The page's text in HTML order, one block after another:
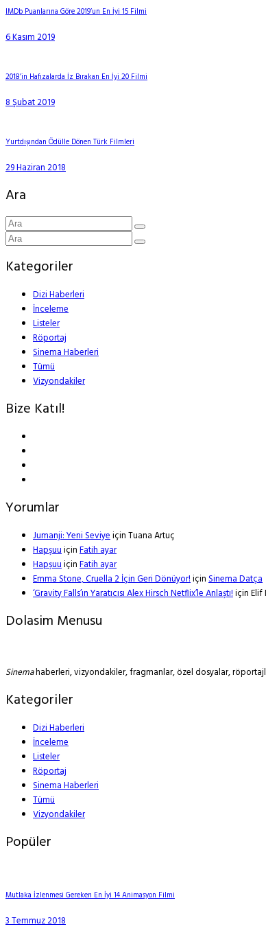
IMDb Puanlarına Göre 2019’un En İyi 15 Filmi
6 Kasım 2019
2018’in Hafızalarda İz Bırakan En İyi 20 Filmi
8 Şubat 2019
Yurtdışından Ödülle Dönen Türk Filmleri
29 Haziran 2018
Ara
Kategoriler
Dizi Haberleri
İnceleme
Listeler
Röportaj
Sinema Haberleri
Tümü
Vizyondakiler
Bize Katıl!
Yorumlar
Jumanji: Yeni SeviyeiçinTuana Artuç
HapşuuiçinFatih ayar
HapşuuiçinFatih ayar
Emma Stone, Cruella 2 İçin Geri Dönüyor!içinSinema Datça
‘Gravity Falls’ın Yaratıcısı Alex Hirsch Netflix’le Anlaştı!içinElif
Dolasim Menusu
Sinemahaberleri, vizyondakiler, fragmanlar, özel dosyalar,
Kategoriler
Dizi Haberleri
İnceleme
Listeler
Röportaj
Sinema Haberleri
Tümü
Vizyondakiler
Popüler
Mutlaka İzlenmesi Gereken En İyi 14 Animasyon Filmi
3 Temmuz 2018